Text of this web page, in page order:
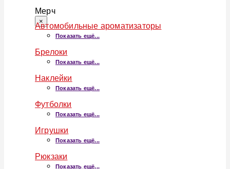
Мерч
×
Автомобильные ароматизаторы
Показать ещё...
Брелоки
Показать ещё...
Наклейки
Показать ещё...
Футболки
Показать ещё...
Игрушки
Показать ещё...
Рюкзаки
Показать ещё...